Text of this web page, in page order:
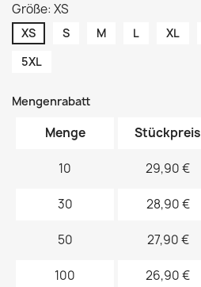
Größe: XS
XS S M L XL
5XL
Mengenrabatt
Menge Stückpreis
10 29,90 €
30 28,90 €
50 27,90 €
100 26,90 €